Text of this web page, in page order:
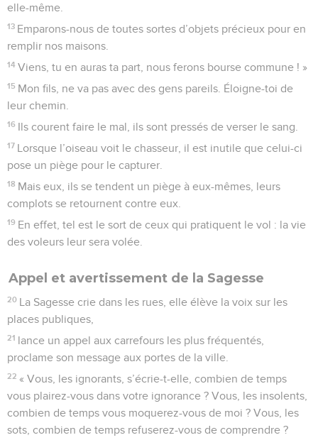
elle-même.
13 Emparons-nous de toutes sortes d’objets précieux pour en
remplir nos maisons.
14 Viens, tu en auras ta part, nous ferons bourse commune ! »
15 Mon fils, ne va pas avec des gens pareils. Éloigne-toi de
leur chemin.
16 Ils courent faire le mal, ils sont pressés de verser le sang.
17 Lorsque l’oiseau voit le chasseur, il est inutile que celui-ci
pose un piège pour le capturer.
18 Mais eux, ils se tendent un piège à eux-mêmes, leurs
complots se retournent contre eux.
19 En effet, tel est le sort de ceux qui pratiquent le vol : la vie
des voleurs leur sera volée.
Appel et avertissement de la Sagesse
20 La Sagesse crie dans les rues, elle élève la voix sur les
places publiques,
21 lance un appel aux carrefours les plus fréquentés,
proclame son message aux portes de la ville.
22 « Vous, les ignorants, s’écrie-t-elle, combien de temps
vous plairez-vous dans votre ignorance ? Vous, les insolents,
combien de temps vous moquerez-vous de moi ? Vous, les
sots, combien de temps refuserez-vous de comprendre ?